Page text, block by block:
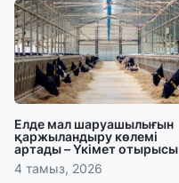
Елде мал шаруашылығын
қаржыландыру көлемі
артады – Үкімет отырысы
4 тамыз, 2026